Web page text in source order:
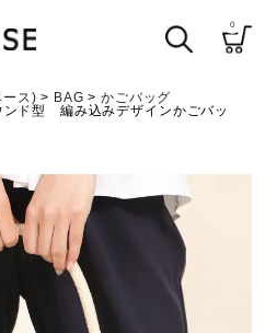
0
ース) BAG
かごバッグ
ド型 編み込みデザインかごバッ